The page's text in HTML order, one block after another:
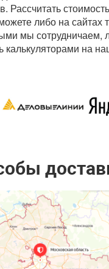
Рассчитать
либо на сайтах
мы сотрудничаем,
калькуляторами на